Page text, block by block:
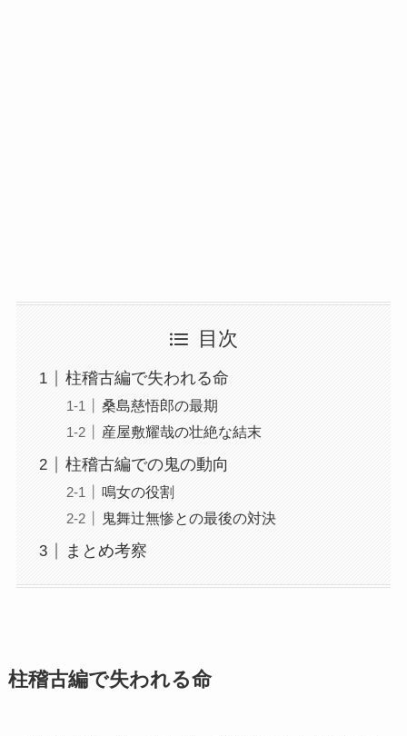
目次
柱稽古編で失われる命
桑島慈悟郎の最期
産屋敷耀哉の壮絶な結末
柱稽古編での鬼の動向
鳴女の役割
鬼舞辻無惨との最後の対決
まとめ考察
柱稽古編で失われる命